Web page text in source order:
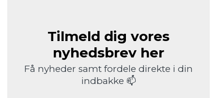
Tilmeld dig vores
nyhedsbrev her
Få nyheder samt fordele direkte i din
indbakke 📫